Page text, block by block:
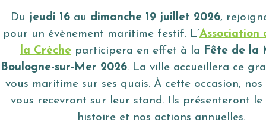
Du jeudi 16 au dimanche 19 juillet 2026,
pour un évènement maritime festif. L’Association
la Crèche participera en effet à la Fête de la
Boulogne-sur-Mer 2026. La ville accueillera ce
vous maritime sur ses quais. À cette occasion, nos
vous recevront sur leur stand. Ils présenteront le
histoire et nos actions annuelles.